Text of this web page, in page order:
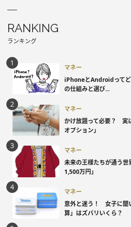
RANKING
ランキング
マネー
iPhoneとAndroidって
の仕組みと選び...
マネー
かけ放題って必要？ 実
オプション」
マネー
未来の王様たちが通う世
1,500万円」
マネー
意外と迷う！ 女子に聞
算」はズバリいくら？